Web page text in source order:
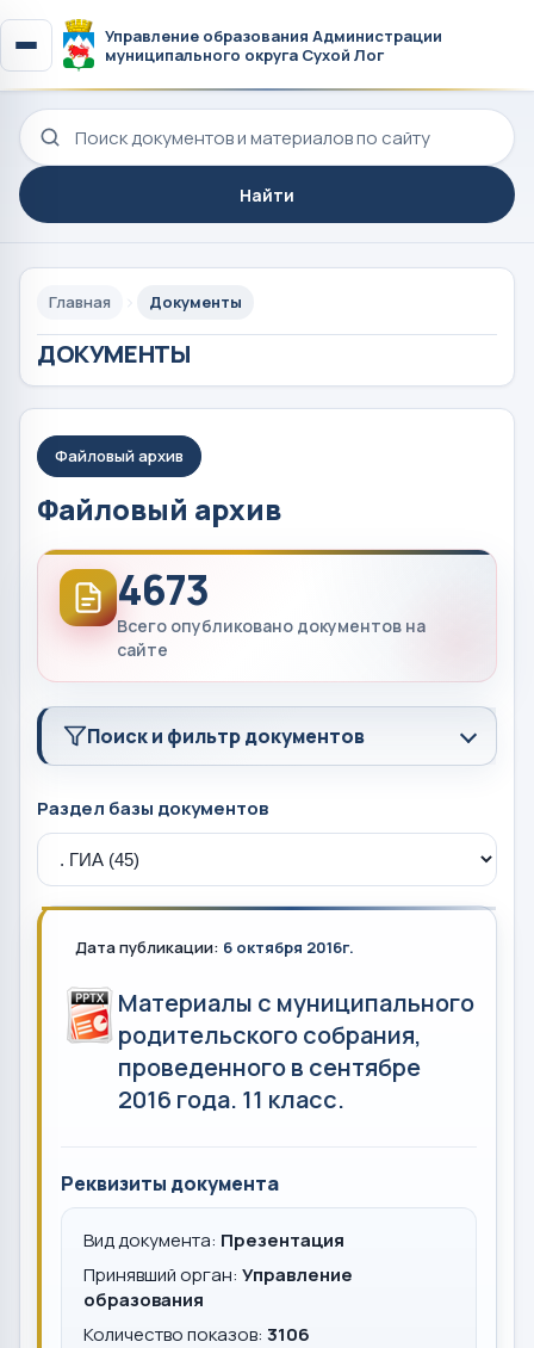
Управление образования Администрации
муниципального округа Сухой Лог
Поиск по сайту
Найти
Главная Документы
ДОКУМЕНТЫ
Файловый архив
Файловый архив
4673
Всего опубликовано документов на
сайте
Поиск и фильтр документов
Раздел базы документов
Дата публикации: 6 октября 2016г.
Материалы с муниципального
родительского собрания,
проведенного в сентябре
2016 года. 11 класс.
Реквизиты документа
Вид документа: Презентация
Принявший орган: Управление
образования
Количество показов: 3106